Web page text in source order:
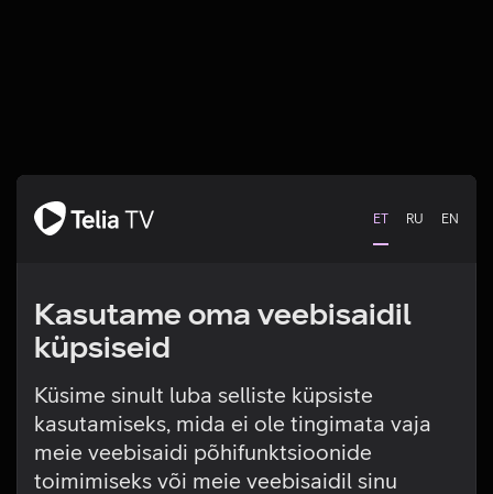
ET RU EN
Kasutame oma veebisaidil
küpsiseid
Küsime sinult luba selliste küpsiste
kasutamiseks, mida ei ole tingimata vaja
meie veebisaidi põhifunktsioonide
toimimiseks või meie veebisaidil sinu
Telia TV laadimine
ebaõnnestus. Palun proovi
hiljem uuesti